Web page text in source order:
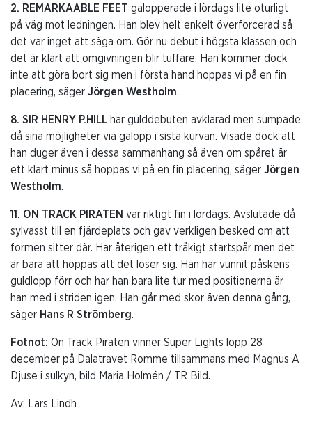
2. REMARKAABLE FEET galopperade i lördags lite oturligt
på väg mot ledningen. Han blev helt enkelt överforcerad så
det var inget att säga om. Gör nu debut i högsta klassen och
det är klart att omgivningen blir tuffare. Han kommer dock
inte att göra bort sig men i första hand hoppas vi på en fin
placering, säger Jörgen Westholm.
8. SIR HENRY P.HILL har gulddebuten avklarad men sumpade
då sina möjligheter via galopp i sista kurvan. Visade dock att
han duger även i dessa sammanhang så även om spåret är
ett klart minus så hoppas vi på en fin placering, säger Jörgen
Westholm.
11. ON TRACK PIRATEN var riktigt fin i lördags. Avslutade då
sylvasst till en fjärdeplats och gav verkligen besked om att
formen sitter där. Har återigen ett tråkigt startspår men det
är bara att hoppas att det löser sig. Han har vunnit påskens
guldlopp förr och har han bara lite tur med positionerna är
han med i striden igen. Han går med skor även denna gång,
säger Hans R Strömberg.
Fotnot: On Track Piraten vinner Super Lights lopp 28
december på Dalatravet Romme tillsammans med Magnus A
Djuse i sulkyn, bild Maria Holmén / TR Bild.
Av: Lars Lindh